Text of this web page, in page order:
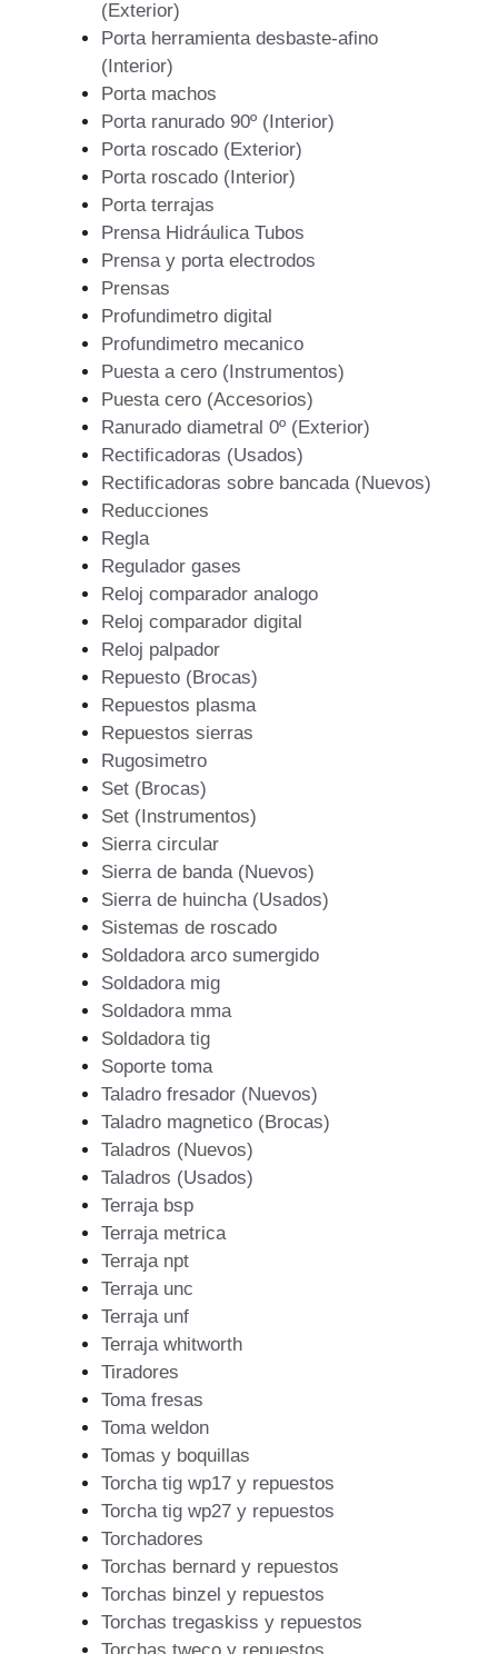
(Exterior)
Porta herramienta desbaste-afino
(Interior)
Porta machos
Porta ranurado 90º (Interior)
Porta roscado (Exterior)
Porta roscado (Interior)
Porta terrajas
Prensa Hidráulica Tubos
Prensa y porta electrodos
Prensas
Profundimetro digital
Profundimetro mecanico
Puesta a cero (Instrumentos)
Puesta cero (Accesorios)
Ranurado diametral 0º (Exterior)
Rectificadoras (Usados)
Rectificadoras sobre bancada (Nuevos)
Reducciones
Regla
Regulador gases
Reloj comparador analogo
Reloj comparador digital
Reloj palpador
Repuesto (Brocas)
Repuestos plasma
Repuestos sierras
Rugosimetro
Set (Brocas)
Set (Instrumentos)
Sierra circular
Sierra de banda (Nuevos)
Sierra de huincha (Usados)
Sistemas de roscado
Soldadora arco sumergido
Soldadora mig
Soldadora mma
Soldadora tig
Soporte toma
Taladro fresador (Nuevos)
Taladro magnetico (Brocas)
Taladros (Nuevos)
Taladros (Usados)
Terraja bsp
Terraja metrica
Terraja npt
Terraja unc
Terraja unf
Terraja whitworth
Tiradores
Toma fresas
Toma weldon
Tomas y boquillas
Torcha tig wp17 y repuestos
Torcha tig wp27 y repuestos
Torchadores
Torchas bernard y repuestos
Torchas binzel y repuestos
Torchas tregaskiss y repuestos